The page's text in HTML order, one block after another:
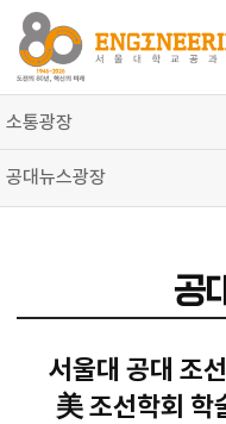
소통광장
공대뉴스광장
공
서울대 공대 조
美 조선학회 학